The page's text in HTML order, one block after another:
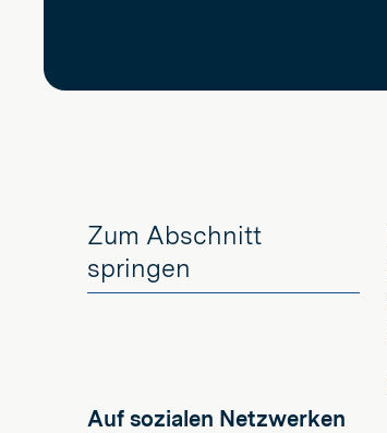
Zum Abschnitt
springen
Auf sozialen Netzwerken